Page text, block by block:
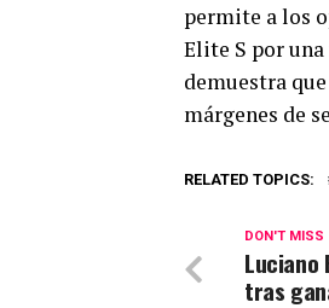
permite a los
Elite S por
demuestra
márgenes de
RELATED TOPICS:
DON'T MISS
Luciano
tras